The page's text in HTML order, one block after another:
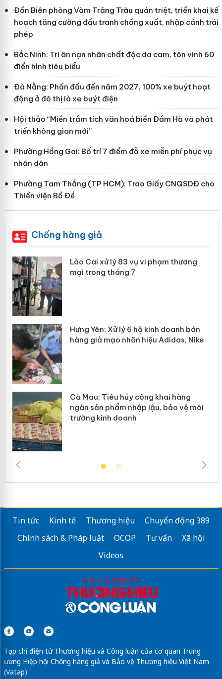
Đồn Biên phòng Vàm Trảng Trâu quán triệt, triển khai kế
hoạch tăng cường đấu tranh chống xuất, nhập cảnh trái
phép
Bắc Ninh: Tri ân nạn nhân chất độc da cam, tôn vinh 60
điển hình tiêu biểu
Đà Nẵng: Phấn đấu đến năm 2027, 100% xe buýt hoạt
động ở đô thị là xe buýt điện
Hội thảo “Miền trầm tích văn hoá biển Đầm Hà và phát
triển không gian mới”
Phường Hồng Gai: Bố trí 7 điểm đỗ xe miễn phí phục vụ
nhân dân
Phường Tam Thắng (TP HCM): Trao Giấy CNQSDĐ cho
Thiền viện Bồ Đề
Chống hàng giả
Lào Cai xử lý 83 vụ vi phạm thương
mại trong tháng 7
Hưng Yên: Xử lý 6 hộ kinh doanh bán
hàng giả mạo nhãn hiệu Adidas, Nike
Cà Mau: Tiêu hủy công khai hàng
ngàn sản phẩm nhập lậu, bảo vệ môi
trường kinh doanh
Tin tức Kinh tế Thương hiệu
Chuyển động 389
Chính sách & Pháp luật
OCOP Tư vấn
Xã hội
Videos
Tạp chí điện tử Thương hiệu và Công luận của cơ quan Trung
ương Hiệp hội Chống hàng giả và Bảo vệ Thương hiệu Việt Nam
(Vatap)